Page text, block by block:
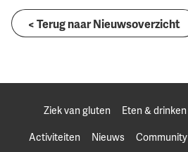
< Terug naar Nieuwsoverzicht
Ziek van gluten Eten & drinken
Activiteiten
Nieuws Community